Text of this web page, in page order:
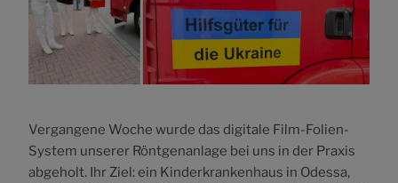
Vergangene Woche wurde das digitale Film-Folien-
System unserer Röntgenanlage bei uns in der Praxis
abgeholt. Ihr Ziel: ein Kinderkrankenhaus in Odessa,